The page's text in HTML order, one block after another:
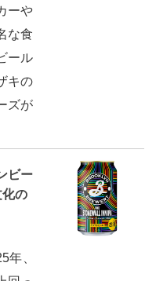
ーや
な食
ール
キの
ズが
ビー
の
年、